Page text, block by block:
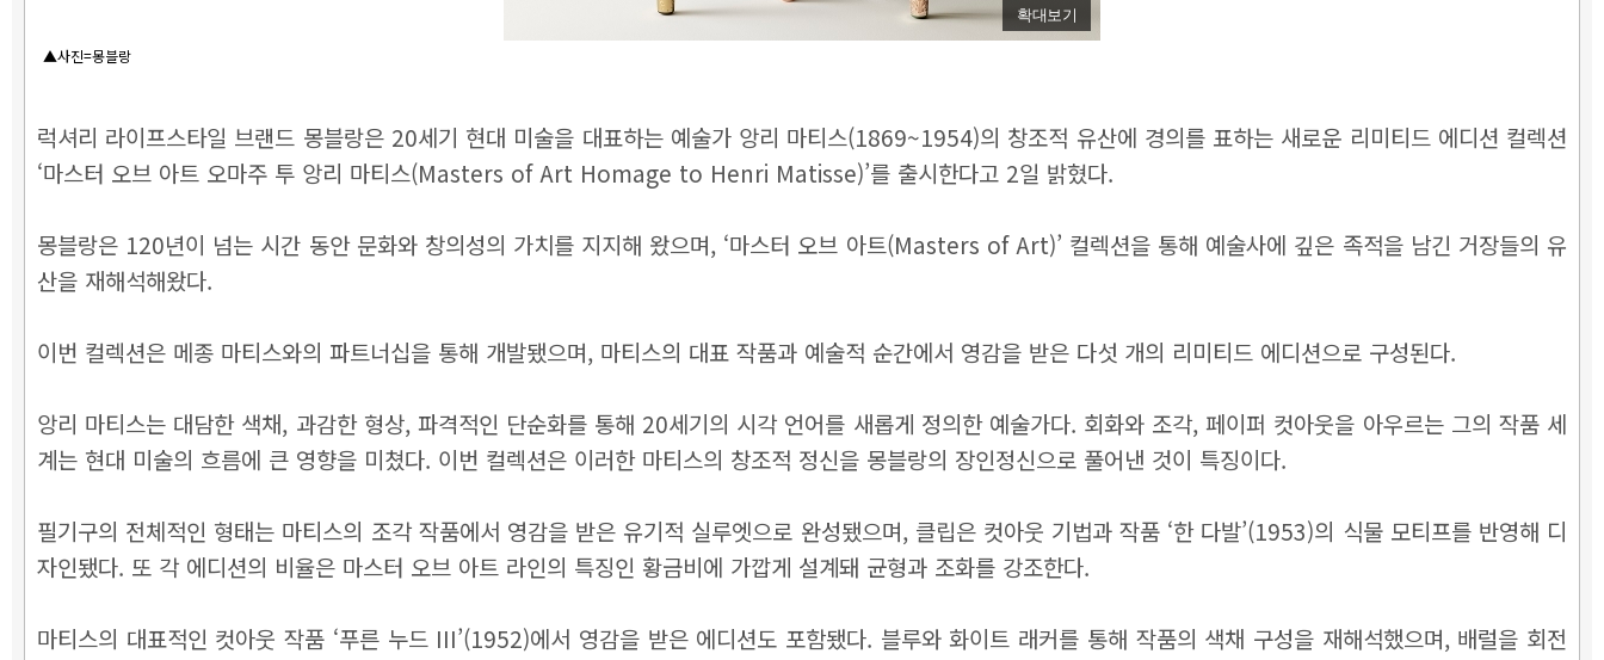
확대보기
▲사진=몽블랑
럭셔리 라이프스타일 브랜드 몽블랑은 20세기 현대 미술을 대표하는 예술가 앙리 마티스(1869~1954)의 창조적 유산에 경의를 표하는 새로운 리미티드 에디션 컬렉션
‘마스터 오브 아트 오마주 투 앙리 마티스(Masters of Art Homage to Henri Matisse)’를 출시한다고 2일 밝혔다.
몽블랑은 120년이 넘는 시간 동안 문화와 창의성의 가치를 지지해 왔으며, ‘마스터 오브 아트(Masters of Art)’ 컬렉션을 통해 예술사에 깊은 족적을 남긴 거장들의 유
산을 재해석해왔다.
이번 컬렉션은 메종 마티스와의 파트너십을 통해 개발됐으며, 마티스의 대표 작품과 예술적 순간에서 영감을 받은 다섯 개의 리미티드 에디션으로 구성된다.
앙리 마티스는 대담한 색채, 과감한 형상, 파격적인 단순화를 통해 20세기의 시각 언어를 새롭게 정의한 예술가다. 회화와 조각, 페이퍼 컷아웃을 아우르는 그의 작품 세
계는 현대 미술의 흐름에 큰 영향을 미쳤다. 이번 컬렉션은 이러한 마티스의 창조적 정신을 몽블랑의 장인정신으로 풀어낸 것이 특징이다.
필기구의 전체적인 형태는 마티스의 조각 작품에서 영감을 받은 유기적 실루엣으로 완성됐으며, 클립은 컷아웃 기법과 작품 ‘한 다발’(1953)의 식물 모티프를 반영해 디
자인됐다. 또 각 에디션의 비율은 마스터 오브 아트 라인의 특징인 황금비에 가깝게 설계돼 균형과 조화를 강조한다.
마티스의 대표적인 컷아웃 작품 ‘푸른 누드 III’(1952)에서 영감을 받은 에디션도 포함됐다. 블루와 화이트 래커를 통해 작품의 색채 구성을 재해석했으며, 배럴을 회전